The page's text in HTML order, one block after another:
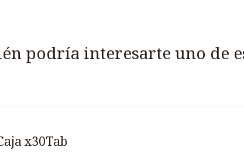
podría interesarte uno de
x30Tab